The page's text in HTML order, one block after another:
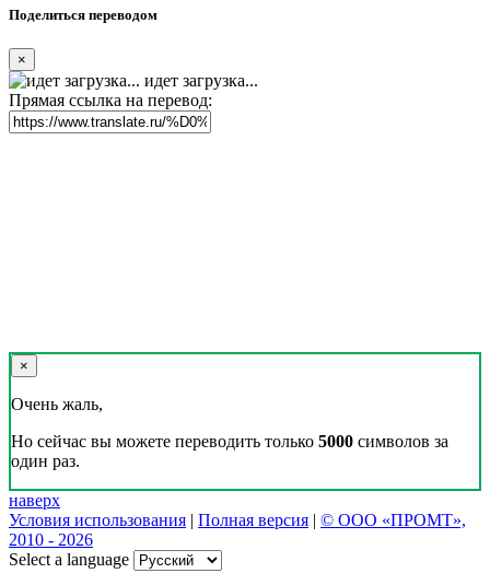
Поделиться переводом
×
идет загрузка...
Прямая ссылка на перевод:
×
Очень жаль,
Но сейчас вы можете переводить только 5000 символов за
один раз.
наверх
Условия использования | Полная версия | © ООО «ПРОМТ»,
2010 - 2026
Select a language